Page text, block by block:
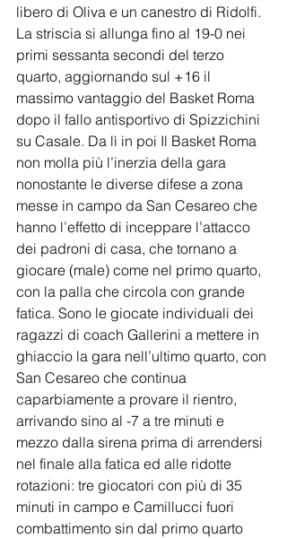
libero di Oliva e un canestro di Ridolfi.
La striscia si allunga fino al 19-0 nei
primi sessanta secondi del terzo
quarto, aggiornando sul +16 il
massimo vantaggio del Basket Roma
dopo il fallo antisportivo di Spizzichini
su Casale. Da lì in poi Il Basket Roma
non molla più l’inerzia della gara
nonostante le diverse difese a zona
messe in campo da San Cesareo che
hanno l’effetto di inceppare l’attacco
dei padroni di casa, che tornano a
giocare (male) come nel primo quarto,
con la palla che circola con grande
fatica. Sono le giocate individuali dei
ragazzi di coach Gallerini a mettere in
ghiaccio la gara nell’ultimo quarto, con
San Cesareo che continua
caparbiamente a provare il rientro,
arrivando sino al -7 a tre minuti e
mezzo dalla sirena prima di arrendersi
nel finale alla fatica ed alle ridotte
rotazioni: tre giocatori con più di 35
minuti in campo e Camillucci fuori
combattimento sin dal primo quarto